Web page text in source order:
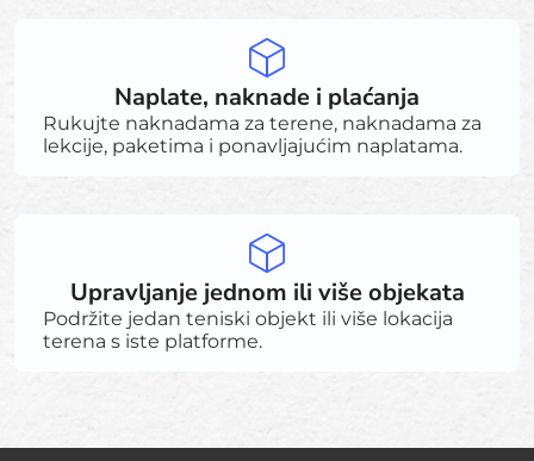
Naplate, naknade i plaćanja
Rukujte naknadama za terene, naknadama za
lekcije, paketima i ponavljajućim naplatama.
Upravljanje jednom ili više objekata
Podržite jedan teniski objekt ili više lokacija
terena s iste platforme.